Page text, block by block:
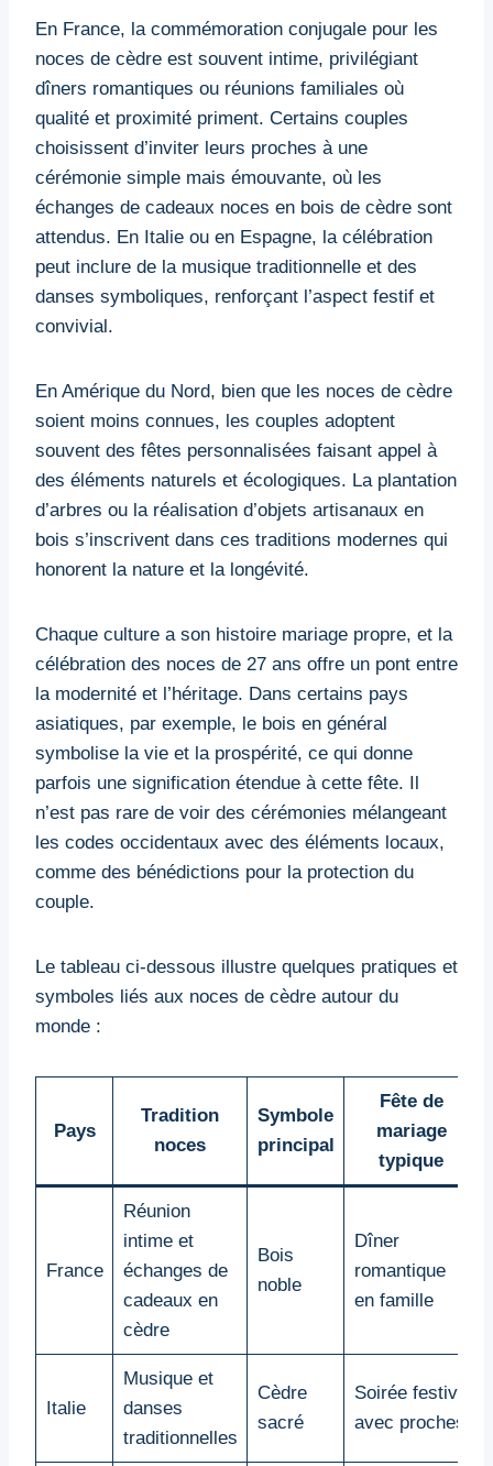
En France, la commémoration conjugale pour les
noces de cèdre est souvent intime, privilégiant
dîners romantiques ou réunions familiales où
qualité et proximité priment. Certains couples
choisissent d’inviter leurs proches à une
cérémonie simple mais émouvante, où les
échanges de cadeaux noces en bois de cèdre sont
attendus. En Italie ou en Espagne, la célébration
peut inclure de la musique traditionnelle et des
danses symboliques, renforçant l’aspect festif et
convivial.
En Amérique du Nord, bien que les noces de cèdre
soient moins connues, les couples adoptent
souvent des fêtes personnalisées faisant appel à
des éléments naturels et écologiques. La plantation
d’arbres ou la réalisation d’objets artisanaux en
bois s’inscrivent dans ces traditions modernes qui
honorent la nature et la longévité.
Chaque culture a son histoire mariage propre, et la
célébration des noces de 27 ans offre un pont entre
la modernité et l’héritage. Dans certains pays
asiatiques, par exemple, le bois en général
symbolise la vie et la prospérité, ce qui donne
parfois une signification étendue à cette fête. Il
n’est pas rare de voir des cérémonies mélangeant
les codes occidentaux avec des éléments locaux,
comme des bénédictions pour la protection du
couple.
Le tableau ci-dessous illustre quelques pratiques et
symboles liés aux noces de cèdre autour du
monde :
Pays
Tradition
noces
Symbole
principal
Fête de
mariage
typique
France
Réunion
intime et
échanges de
cadeaux en
cèdre
Bois
noble
Dîner
romantique
en famille
Italie
Musique et
danses
traditionnelles
Cèdre
sacré
Soirée festive
avec proches